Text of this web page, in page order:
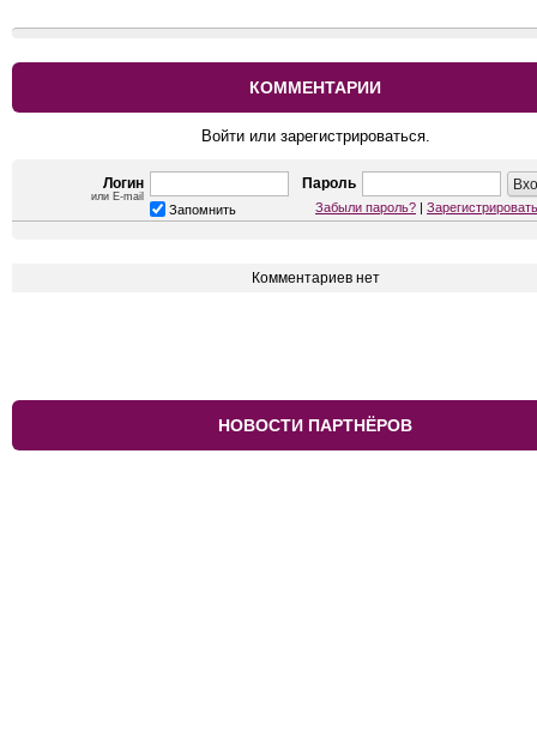
КОММЕНТАРИИ
Войти или зарегистрироваться.
Логин
или E-mail
Пароль
Запомнить Забыли пароль? |
Комментариев нет
НОВОСТИ ПАРТНЁРОВ